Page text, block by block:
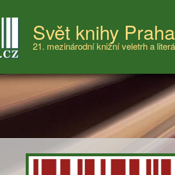
Svět knihy
21. mezinárodní knižní veletrh a